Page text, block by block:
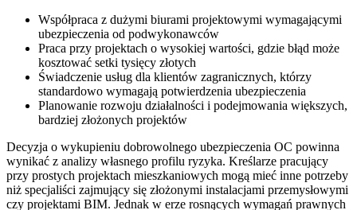
Współpraca z dużymi biurami projektowymi wymagającymi
ubezpieczenia od podwykonawców
Praca przy projektach o wysokiej wartości, gdzie błąd może
kosztować setki tysięcy złotych
Świadczenie usług dla klientów zagranicznych, którzy
standardowo wymagają potwierdzenia ubezpieczenia
Planowanie rozwoju działalności i podejmowania większych,
bardziej złożonych projektów
Decyzja o wykupieniu dobrowolnego ubezpieczenia OC powinna
wynikać z analizy własnego profilu ryzyka. Kreślarze pracujący
przy prostych projektach mieszkaniowych mogą mieć inne potrzeby
niż specjaliści zajmujący się złożonymi instalacjami przemysłowymi
czy projektami BIM. Jednak w erze rosnących wymagań prawnych